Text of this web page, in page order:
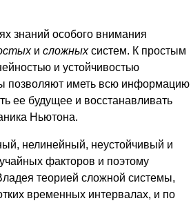
знаний особого внимания
и сложныхсис­тем. К простым
и устойчивостью
позволяют иметь всю информацию
ее будущее и восстанавливать
Ньютона.
нелинейный, неустойчивый и
факторов и поэтому
теорией сложной системы,
временных интервалах, и по